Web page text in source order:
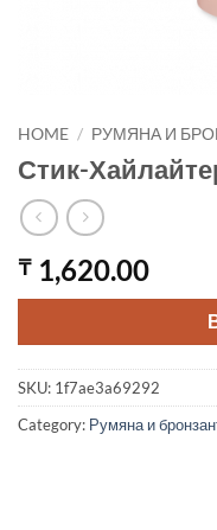
HOME / РУМЯНА И
Стик-
₸ 1,620.00
SKU: 1f7ae3a69292
Category: Румяна и